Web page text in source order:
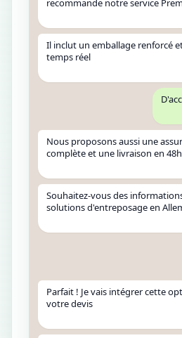
recommande notre service
Il inclut un emballage renforcé
temps réel
Nous proposons aussi une
complète et une livraison en 48h
Souhaitez-vous des
solutions d'entreposage en
Parfait ! Je vais intégrer cette
votre devis